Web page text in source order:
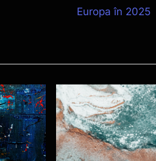
o
t
:
Europa în 2025